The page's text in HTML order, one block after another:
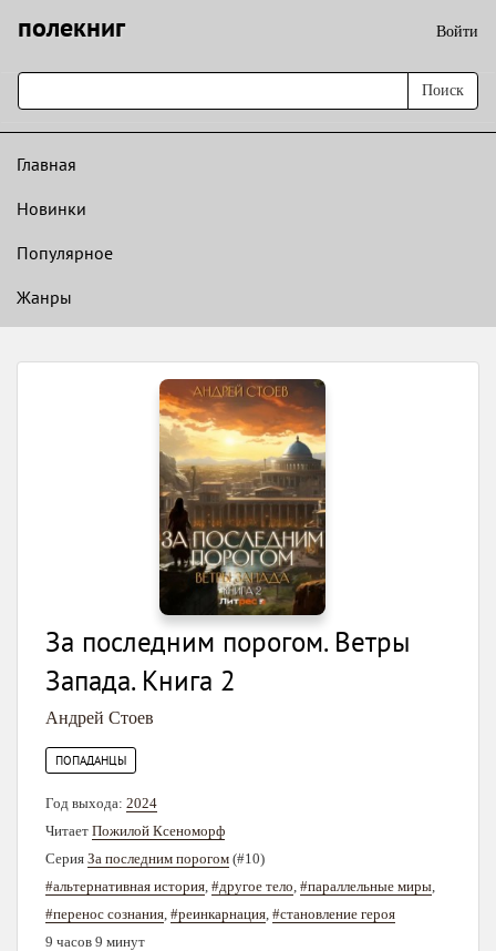
полекниг Войти
Поиск
Главная
Новинки
Популярное
Жанры
За последним порогом. Ветры
Запада. Книга 2
Андрей Стоев
ПОПАДАНЦЫ
Год выхода: 2024
Читает Пожилой Ксеноморф
Серия За последним порогом (#10)
#альтернативная история, #другое тело, #параллельные миры,
#перенос сознания, #реинкарнация, #становление героя
9 часов 9 минут